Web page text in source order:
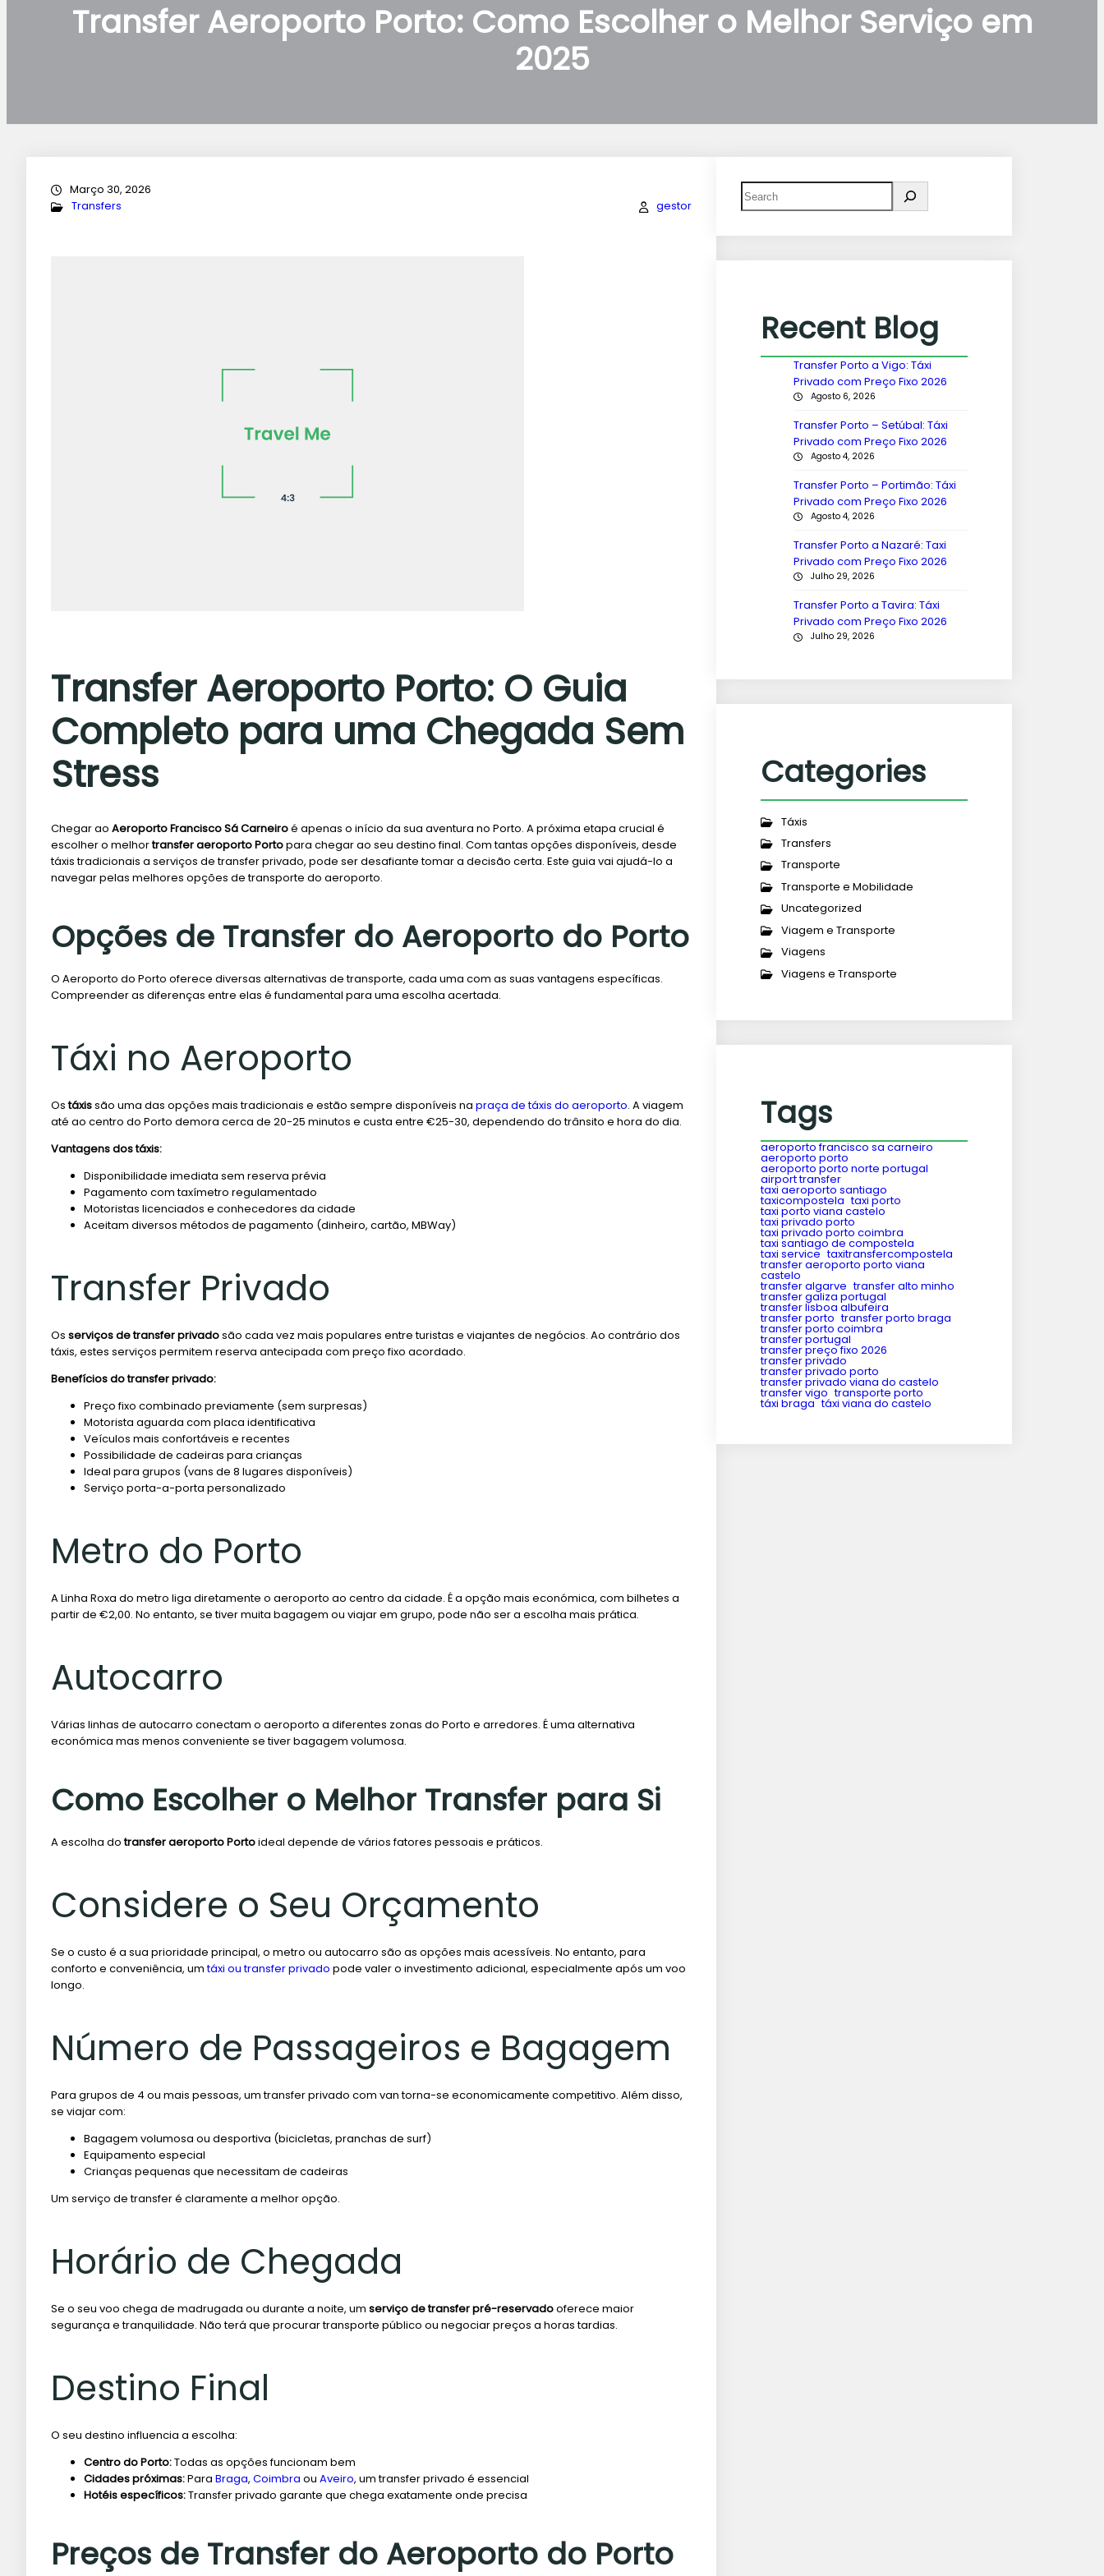
Transfer Aeroporto Porto: Como Escolher o Melhor Serviço em
2025
Março 30, 2026
Transfers
gestor
Transfer Aeroporto Porto: O Guia
Completo para uma Chegada Sem
Stress
Chegar ao Aeroporto Francisco Sá Carneiroé apenas o início da sua aventura no Porto. A próxima etapa crucial é
escolher o melhortransfer aeroporto Portopara chegar ao seu destino final. Com tantas opções disponíveis, desde
táxis tradicionais a serviços de transfer privado, pode ser desafiante tomar a decisão certa. Este guia vai ajudá-lo a
navegar pelas melhores opções de transporte do aeroporto.
Opções de Transfer do Aeroporto do Porto
O Aeroporto do Porto oferece diversas alternativas de transporte, cada uma com as suas vantagens específicas.
Compreender as diferenças entre elas é fundamental para uma escolha acertada.
Táxi no Aeroporto
Ostáxissão uma das opções mais tradicionais e estão sempre disponíveis na praça de táxis do aeroporto. A viagem
até ao centro do Porto demora cerca de 20-25 minutos e custa entre €25-30, dependendo do trânsito e hora do dia.
Vantagens dos táxis:
Disponibilidade imediata sem reserva prévia
Pagamento com taxímetro regulamentado
Motoristas licenciados e conhecedores da cidade
Aceitam diversos métodos de pagamento (dinheiro, cartão, MBWay)
Transfer Privado
Os serviços de transfer privadosão cada vez mais populares entre turistas e viajantes de negócios. Ao contrário dos
táxis, estes serviços permitem reserva antecipada com preço fixo acordado.
Benefícios do transfer privado:
Preço fixo combinado previamente (sem surpresas)
Motorista aguarda com placa identificativa
Veículos mais confortáveis e recentes
Possibilidade de cadeiras para crianças
Ideal para grupos (vans de 8 lugares disponíveis)
Serviço porta-a-porta personalizado
Metro do Porto
A Linha Roxa do metro liga diretamente o aeroporto ao centro da cidade. É a opção mais económica, com bilhetes a
partir de €2,00. No entanto, se tiver muita bagagem ou viajar em grupo, pode não ser a escolha mais prática.
Autocarro
Várias linhas de autocarro conectam o aeroporto a diferentes zonas do Porto e arredores. É uma alternativa
económica mas menos conveniente se tiver bagagem volumosa.
Como Escolher o Melhor Transfer para Si
A escolha dotransfer aeroporto Portoideal depende de vários fatores pessoais e práticos.
Considere o Seu Orçamento
Se o custo é a sua prioridade principal, o metro ou autocarro são as opções mais acessíveis. No entanto, para
conforto e conveniência, umtáxi ou transfer privado pode valer o investimento adicional, especialmente após um voo
longo.
Número de Passageiros e Bagagem
Para grupos de 4 ou mais pessoas, um transfer privado com van torna-se economicamente competitivo. Além disso,
se viajar com:
Bagagem volumosa ou desportiva (bicicletas, pranchas de surf)
Equipamento especial
Crianças pequenas que necessitam de cadeiras
Um serviço de transfer é claramente a melhor opção.
Horário de Chegada
Se o seu voo chega de madrugada ou durante a noite, um serviço de transfer pré-reservadooferece maior
segurança e tranquilidade. Não terá que procurar transporte público ou negociar preços a horas tardias.
Destino Final
O seu destino influencia a escolha:
Centro do Porto:Todas as opções funcionam bem
Cidades próximas:Para Braga, Coimbra ou Aveiro, um transfer privado é essencial
Hotéis específicos:Transfer privado garante que chega exatamente onde precisa
Preços de Transfer do Aeroporto do Porto
Recent Blog
Transfer Porto a Vigo: Táxi
Privado com Preço Fixo 2026
Agosto 6, 2026
Transfer Porto – Setúbal: Táxi
Privado com Preço Fixo 2026
Agosto 4, 2026
Transfer Porto – Portimão: Táxi
Privado com Preço Fixo 2026
Agosto 4, 2026
Transfer Porto a Nazaré: Taxi
Privado com Preço Fixo 2026
Julho 29, 2026
Transfer Porto a Tavira: Táxi
Privado com Preço Fixo 2026
Julho 29, 2026
Categories
Táxis
Transfers
Transporte
Transporte e Mobilidade
Uncategorized
Viagem e Transporte
Viagens
Viagens e Transporte
Tags
aeroporto francisco sa carneiro
aeroporto porto
aeroporto porto norte portugal
airport transfer
taxi aeroporto santiago
taxicompostela taxi porto
taxi porto viana castelo
taxi privado porto
taxi privado porto coimbra
taxi santiago de compostela
taxi service taxitransfercompostela
transfer aeroporto porto viana
castelo
transfer algarve transfer alto minho
transfer galiza portugal
transfer lisboa albufeira
transfer porto transfer porto braga
transfer porto coimbra
transfer portugal
transfer preço fixo 2026
transfer privado
transfer privado porto
transfer privado viana do castelo
transfer vigo transporte porto
táxi braga táxi viana do castelo